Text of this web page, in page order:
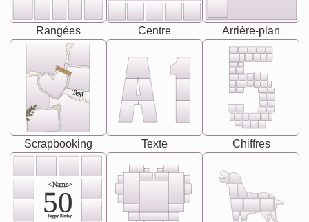
Rangées Centre Arrière-plan
Text
Scrapbooking Texte Chiffres
<Name>
50
-Happy Birday-